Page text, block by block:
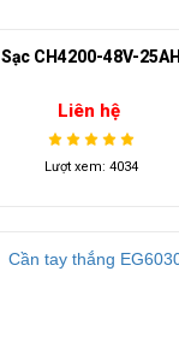
Sạc CH4200-48V-25AH
Liên hệ
Lượt xem: 4034